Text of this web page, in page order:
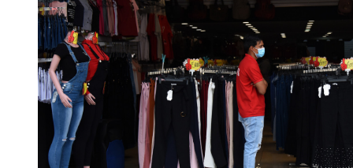
Voz experta: Una reforma estatal encubierta
13 jul 2021
Economía
Proyecto de Ley de Empleo Público
Voz experta: Una reforma estatal encubierta
Es el engendro más peligroso que se ha gestado en los últimos
años